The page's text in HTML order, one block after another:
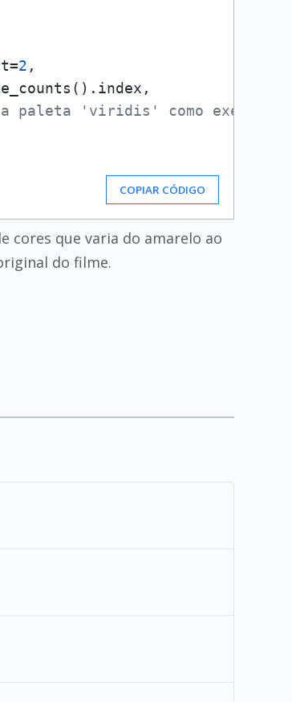
2 ,
a paleta 'viridis' como exemplo
COPIAR CÓDIGO
cores que varia do amarelo ao
do filme.